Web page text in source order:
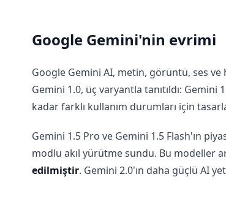
Google Gemini'nin evrimi
Google Gemini AI, metin, görüntü, ses
Gemini 1.0, üç varyantla tanıtıldı:
kadar farklı kullanım durumları için
Gemini 1.5 Pro ve Gemini 1.5 Flash'ın
modlu akıl yürütme sundu. Bu modeller
edilmiştir. Gemini 2.0'ın daha güçlü AI